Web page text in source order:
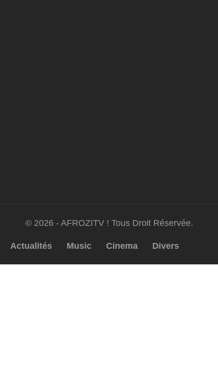
© 2026 - AFROZITV ! Tous Droit Réservée.
Actualités Music Cinema Divers